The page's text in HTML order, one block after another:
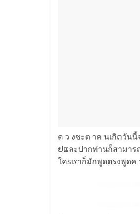
ด ว งชะต าค นเกิດวัน
ຢແละปากท่านก็สามาร
ใคsเɤาก็มักพูดตรงพูดค